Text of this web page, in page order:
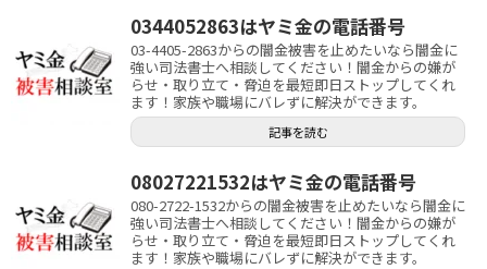
0344052863はヤミ金の電話番号
03-4405-2863からの闇金被害を止めたいなら闇金に
強い司法書士へ相談してください！闇金からの嫌が
らせ・取り立て・脅迫を最短即日ストップしてくれ
ます！家族や職場にバレずに解決ができます。
記事を読む
08027221532はヤミ金の電話番号
080-2722-1532からの闇金被害を止めたいなら闇金に
強い司法書士へ相談してください！闇金からの嫌が
らせ・取り立て・脅迫を最短即日ストップしてくれ
ます！家族や職場にバレずに解決ができます。